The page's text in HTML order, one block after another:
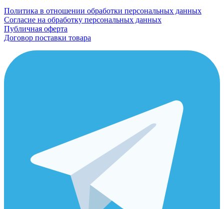
Политика в отношении обработки персональных данных
Согласие на обработку персональных данных
Публичная оферта
Договор поставки товара